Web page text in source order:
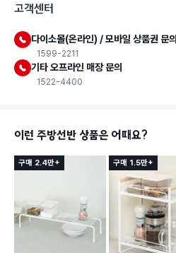
고객센터
다이소몰(온라인) / 모바일 상품권 문의
1599-2211
기타 오프라인 매장 문의
1522-4400
이런 주방선반 상품은 어때요?
구매 2.4만+ 구매 1.5만+